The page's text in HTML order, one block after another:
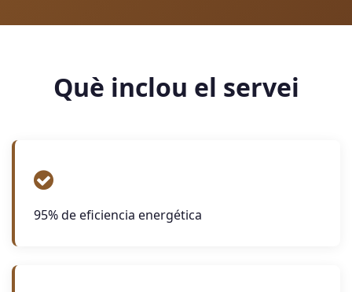
Què inclou el servei
95% de eficiencia energética